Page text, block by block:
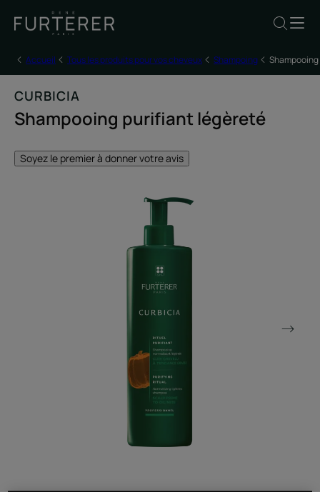
Accueil Tous les produits pour vos cheveux Shampoing
CURBICIA
Shampooing purifiant légèreté
Soyez le premier à donner votre avis